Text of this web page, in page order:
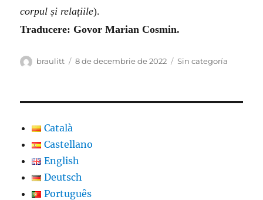
corpul și relațiile).
Traducere: Govor Marian Cosmin.
Autor
braulitt
Publicat
8 de decembrie de 2022 Categorii
Sin categoría
Català
Castellano
English
Deutsch
Português